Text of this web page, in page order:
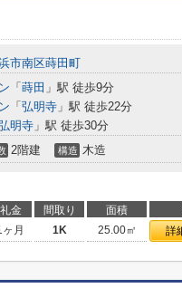
市南区蒔田町
「 蒔田 」駅 徒歩9分
「 弘明寺 」駅 徒歩22分
明寺 」駅 徒歩30分
2階建 構造 木造
礼金 間取り 面積
ヶ月 1K 25.00㎡ 詳